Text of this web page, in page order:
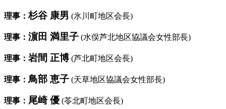
理事：杉谷 康男 (氷川町地区会長)
理事： 濵田 満里子 (水俣芦北地区協議会女性部長)
理事： 岩間 正博 (芦北町地区会長)
理事： 鳥部 恵子 (天草地区協議会女性部長)
理事： 尾崎 優 (苓北町地区会長)